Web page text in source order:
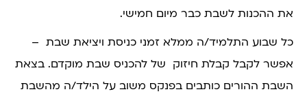
את ההכנות לשבת כבר מיום חמישי.
כל שבוע התלמיד/ה ממלא זמני כניסת ויציאת שבת –
אפשר לקבל קבלת חיזוק של להכניס שבת מוקדם. בצאת
השבת ההורים כותבים בפנקס משוב על הילד/ה מהשבת